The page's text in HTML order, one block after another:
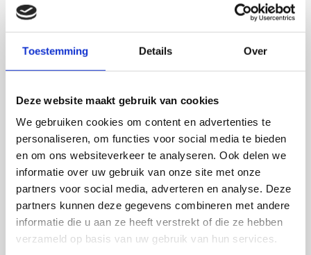
Toestemming Details Over
Deze website maakt gebruik van cookies
We gebruiken cookies om content en advertenties te
personaliseren, om functies voor social media te bieden
en om ons websiteverkeer te analyseren. Ook delen we
informatie over uw gebruik van onze site met onze
partners voor social media, adverteren en analyse. Deze
partners kunnen deze gegevens combineren met andere
informatie die u aan ze heeft verstrekt of die ze hebben
verzameld op basis van uw gebruik van hun services.
Punit Makani
Gray matter volumes in tinnitus and
hyperacusis
14 september 2026
Punit Makani